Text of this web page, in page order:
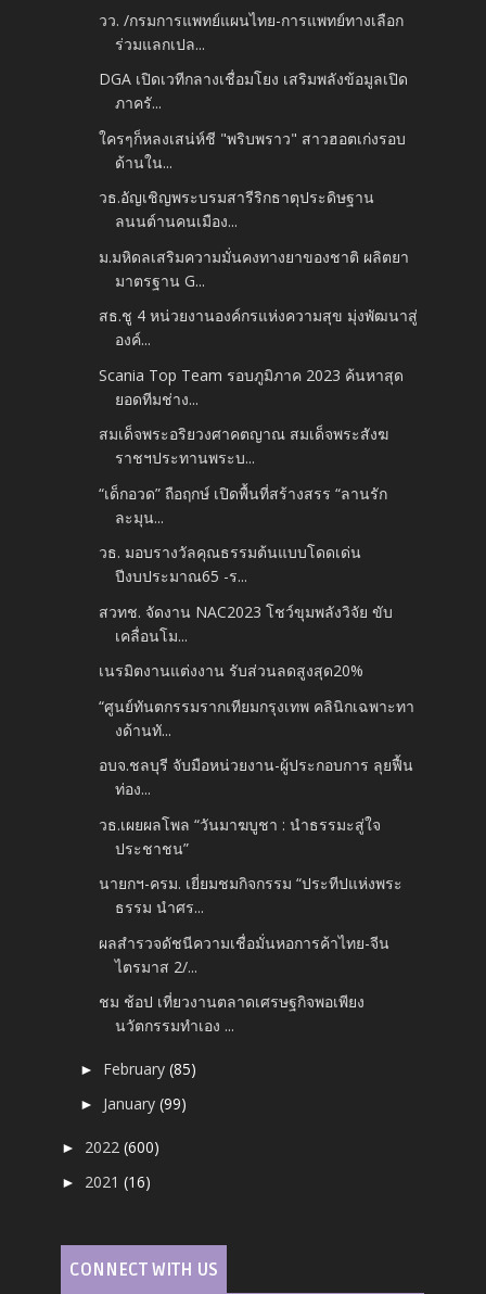
วว. /กรมการแพทย์แผนไทย-การแพทย์ทางเลือก
ร่วมแลกเปล...
DGA เปิดเวทีกลางเชื่อมโยง เสริมพลังข้อมูลเปิด
ภาครั...
ใครๆก็หลงเสน่ห์ชี "พริบพราว" สาวฮอตเก่งรอบ
ด้านใน...
วธ.อัญเชิญพระบรมสารีริกธาตุประดิษฐาน
ลนนต์านคนเมือง...
ม.มหิดลเสริมความมั่นคงทางยาของชาติ ผลิตยา
มาตรฐาน G...
สธ.ชู 4 หน่วยงานองค์กรแห่งความสุข มุ่งพัฒนาสู่
องค์...
Scania Top Team รอบภูมิภาค 2023 ค้นหาสุด
ยอดทีมช่าง...
สมเด็จพระอริยวงศาคตญาณ สมเด็จพระสังฆ
ราชฯประทานพระบ...
“เด็กอวด” ถือฤกษ์ เปิดพื้นที่สร้างสรร “ลานรัก
ละมุน...
วธ. มอบรางวัลคุณธรรมต้นแบบโดดเด่น
ปีงบประมาณ65 -​ร...
สวทช. จัดงาน NAC2023 โชว์ขุมพลังวิจัย ขับ
เคลื่อนโม...
เนรมิตงานแต่งงาน รับส่วนลดสูงสุด20%
“ศูนย์ทันตกรรมรากเทียมกรุงเทพ คลินิกเฉพาะทา
งด้านทั...
อบจ.ชลบุรี จับมือหน่วยงาน-ผู้ประกอบการ ลุยฟื้น
ท่อง...
วธ.เผยผลโพล “วันมาฆบูชา : นำธรรมะสู่ใจ
ประชาชน”
นายกฯ-ครม. เยี่ยมชมกิจกรรม “ประทีปแห่งพระ
ธรรม นำศร...
ผลสำรวจดัชนีความเชื่อมั่นหอการค้าไทย-จีน
ไตรมาส 2/...
ชม ช้อป เที่ยวงานตลาดเศรษฐกิจพอเพียง
นวัตกรรมทำเอง ...
► February(85)
► January(99)
► 2022(600)
► 2021(16)
CONNECT WITH US